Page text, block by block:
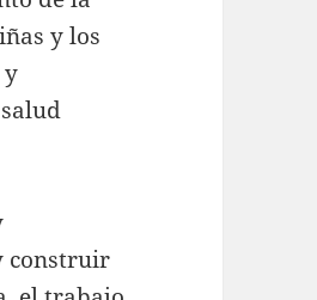
y los
y
construir